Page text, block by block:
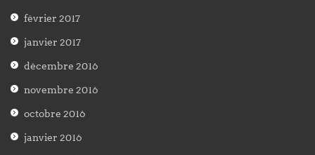
février 2017
janvier 2017
décembre 2016
novembre 2016
octobre 2016
janvier 2016